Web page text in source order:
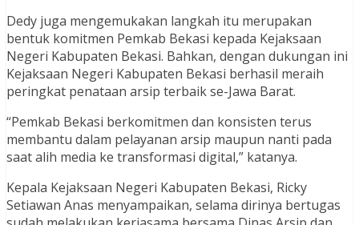
Dedy juga mengemukakan langkah itu merupakan
bentuk komitmen Pemkab Bekasi kepada Kejaksaan
Negeri Kabupaten Bekasi. Bahkan, dengan dukungan ini
Kejaksaan Negeri Kabupaten Bekasi berhasil meraih
peringkat penataan arsip terbaik se-Jawa Barat.
“Pemkab Bekasi berkomitmen dan konsisten terus
membantu dalam pelayanan arsip maupun nanti pada
saat alih media ke transformasi digital,” katanya.
Kepala Kejaksaan Negeri Kabupaten Bekasi, Ricky
Setiawan Anas menyampaikan, selama dirinya bertugas